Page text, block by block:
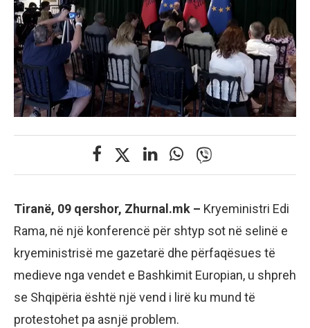
Tiranë, 09 qershor, Zhurnal.mk – Kryeministri Edi
Rama, në një konferencë për shtyp sot në selinë e
kryeministrisë me gazetarë dhe përfaqësues të
medieve nga vendet e Bashkimit Europian, u shpreh
se Shqipëria është një vend i lirë ku mund të
protestohet pa asnjë problem.